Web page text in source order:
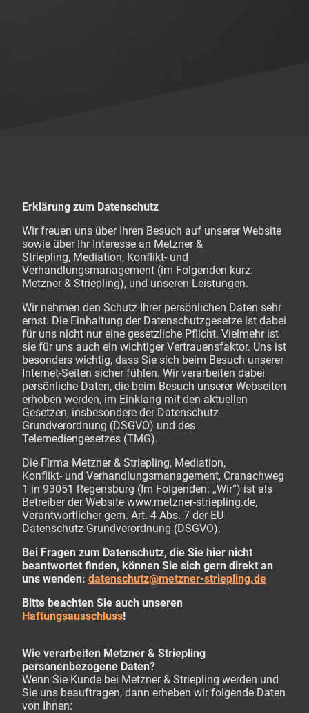
Erklärung zum Datenschutz
Wir freuen uns über Ihren Besuch auf unserer Website
sowie über Ihr Interesse an Metzner &
Striepling, Mediation, Konflikt- und
Verhandlungsmanagement (im Folgenden kurz:
Metzner & Striepling), und unseren Leistungen.
Wir nehmen den Schutz Ihrer persönlichen Daten sehr
ernst. Die Einhaltung der Datenschutzgesetze ist dabei
für uns nicht nur eine gesetzliche Pflicht. Vielmehr ist
sie für uns auch ein wichtiger Vertrauensfaktor. Uns ist
besonders wichtig, dass Sie sich beim Besuch unserer
Internet-Seiten sicher fühlen. Wir verarbeiten dabei
persönliche Daten, die beim Besuch unserer Webseiten
erhoben werden, im Einklang mit den aktuellen
Gesetzen, insbesondere der Datenschutz-
Grundverordnung (DSGVO) und des
Telemediengesetzes (TMG).
Die Firma Metzner & Striepling, Mediation,
Konflikt- und Verhandlungsmanagement, Cranachweg
1 in 93051 Regensburg (Im Folgenden: „Wir“) ist als
Betreiber der Website www.metzner-striepling.de,
Verantwortlicher gem. Art. 4 Abs. 7 der EU-
Datenschutz-Grundverordnung (DSGVO).
Bei Fragen zum Datenschutz, die Sie hier nicht
beantwortet finden, können Sie sich gern direkt an
uns wenden: datenschutz@metzner-striepling.de
Bitte beachten Sie auch unseren
Haftungsausschluss!
Wie verarbeiten Metzner & Striepling
personenbezogene Daten?
Wenn Sie Kunde bei Metzner & Striepling werden und
Sie uns beauftragen, dann erheben wir folgende Daten
von Ihnen: